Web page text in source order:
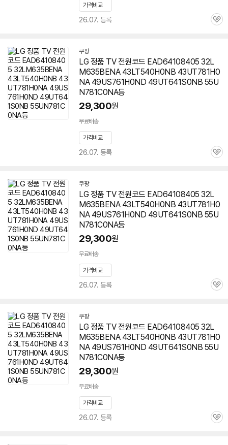
가격비교
26.07. 등록
관
쿠팡
LG 정품 TV 전원코드 EAD64108405 32L
M635BENA 43LT540H0NB 43UT781H0
NA 49US761H0ND 49UT641S0NB 55U
N781C0NA등
29,300원
무료배송
가격비교
26.07. 등록
관
쿠팡
LG 정품 TV 전원코드 EAD64108405 32L
M635BENA 43LT540H0NB 43UT781H0
NA 49US761H0ND 49UT641S0NB 55U
N781C0NA등
29,300원
무료배송
가격비교
26.07. 등록
관
쿠팡
LG 정품 TV 전원코드 EAD64108405 32L
M635BENA 43LT540H0NB 43UT781H0
NA 49US761H0ND 49UT641S0NB 55U
N781C0NA등
29,300원
무료배송
가격비교
26.07. 등록
관